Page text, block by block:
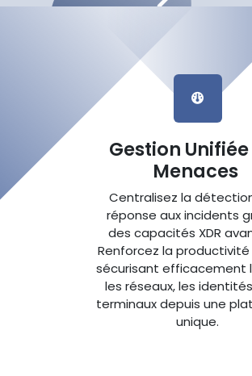
Gestion
Menaces
Centralisez la
réponse aux incidents
des capacités XDR
Renforcez la
sécurisant efficacement
les réseaux, les
terminaux depuis une
unique.